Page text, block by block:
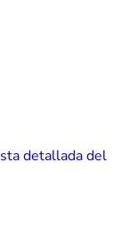
detallada del